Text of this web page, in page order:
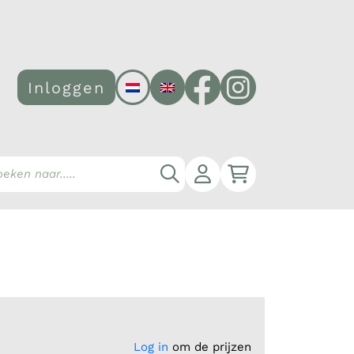
Inloggen FacebookInstagram
AccountWinkelwagen
Log in om de prijzen